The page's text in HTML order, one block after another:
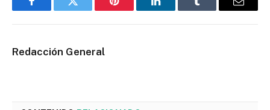
FacebookTwitter Pinterest LinkedInTumblr Email
Redacción General